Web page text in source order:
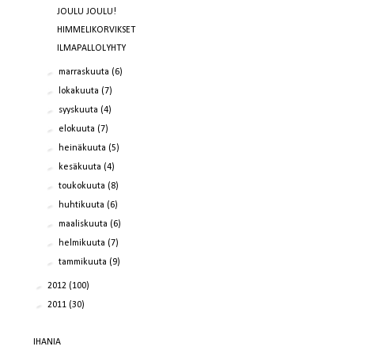
JOULU JOULU!
HIMMELIKORVIKSET
ILMAPALLOLYHTY
►marraskuuta (6)
► lokakuuta (7)
► syyskuuta (4)
► elokuuta (7)
► heinäkuuta (5)
► kesäkuuta (4)
►toukokuuta (8)
► huhtikuuta (6)
►maaliskuuta (6)
► helmikuuta (7)
►tammikuuta (9)
► 2012 (100)
► 2011 (30)
IHANIA